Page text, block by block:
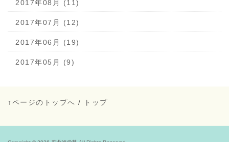
2017年08月 (11)
2017年07月 (12)
2017年06月 (19)
2017年05月 (9)
↑ページのトップへ / トップ